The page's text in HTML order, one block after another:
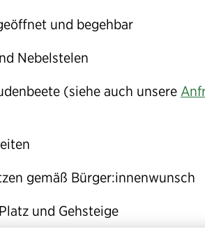
und begehbar
Nebelstelen
(siehe auch unsere
gemäß Bürger:innenwunsch
und Gehsteige